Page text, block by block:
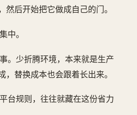
然后开始把它做成自己的门。
中。
。少折腾环境，本来就是生产
，替换成本也会跟着长出来。
台规则，往往就藏在这份省力